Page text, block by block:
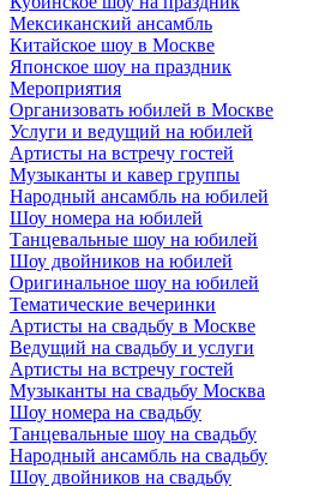
Мексиканский ансамбль
Китайское шоу в Москве
Японское шоу на праздник
Мероприятия
Организовать юбилей в Москве
Услуги и ведущий на юбилей
Артисты на встречу гостей
Музыканты и кавер группы
Народный ансамбль на юбилей
Шоу номера на юбилей
Танцевальные шоу на юбилей
Шоу двойников на юбилей
Оригинальное шоу на юбилей
Тематические вечеринки
Артисты на свадьбу в Москве
Ведущий на свадьбу и услуги
Артисты на встречу гостей
Музыканты на свадьбу Москва
Шоу номера на свадьбу
Танцевальные шоу на свадьбу
Народный ансамбль на свадьбу
Шоу двойников на свадьбу